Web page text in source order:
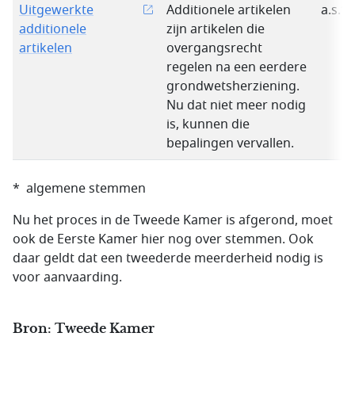
Uitgewerkte
additionele
artikelen
Additionele artikelen
zijn artikelen die
overgangsrecht
regelen na een eerdere
grondwetsherziening.
Nu dat niet meer nodig
is, kunnen die
bepalingen vervallen.
a.s.*
* algemene stemmen
Nu het proces in de Tweede Kamer is afgerond, moet
ook de Eerste Kamer hier nog over stemmen. Ook
daar geldt dat een tweederde meerderheid nodig is
voor aanvaarding.
Bron: Tweede Kamer